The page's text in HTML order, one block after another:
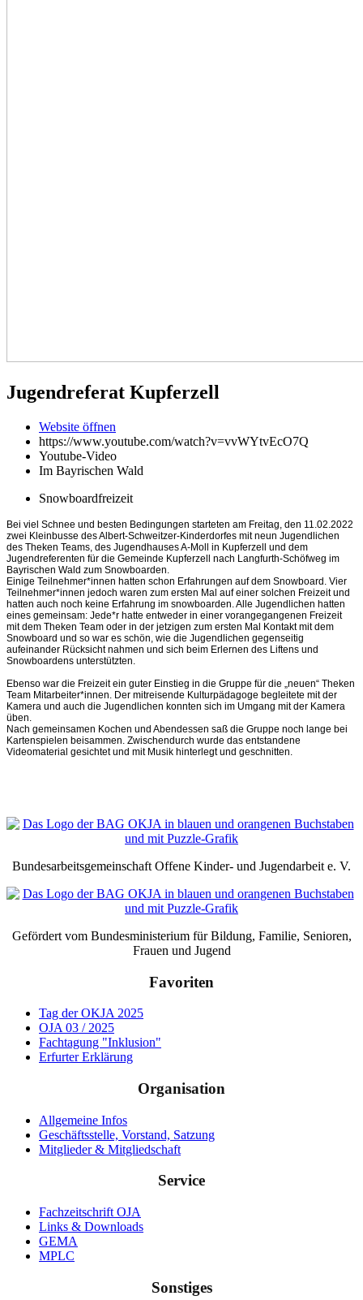
Jugendreferat Kupferzell
Website öffnen
https://www.youtube.com/watch?v=vvWYtvEcO7Q
Youtube-Video
Im Bayrischen Wald
Snowboardfreizeit
Bei viel Schnee und besten Bedingungen starteten am Freitag, den 11.02.2022
zwei Kleinbusse des Albert-Schweitzer-Kinderdorfes mit neun Jugendlichen
des Theken Teams, des Jugendhauses A-Moll in Kupferzell und dem
Jugendreferenten für die Gemeinde Kupferzell nach Langfurth-Schöfweg im
Bayrischen Wald zum Snowboarden.
Einige Teilnehmer*innen hatten schon Erfahrungen auf dem Snowboard. Vier
Teilnehmer*innen jedoch waren zum ersten Mal auf einer solchen Freizeit und
hatten auch noch keine Erfahrung im snowboarden. Alle Jugendlichen hatten
eines gemeinsam: Jede*r hatte entweder in einer vorangegangenen Freizeit
mit dem Theken Team oder in der jetzigen zum ersten Mal Kontakt mit dem
Snowboard und so war es schön, wie die Jugendlichen gegenseitig
aufeinander Rücksicht nahmen und sich beim Erlernen des Liftens und
Snowboardens unterstützten.
Ebenso war die Freizeit ein guter Einstieg in die Gruppe für die „neuen“ Theken
Team Mitarbeiter*innen. Der mitreisende Kulturpädagoge begleitete mit der
Kamera und auch die Jugendlichen konnten sich im Umgang mit der Kamera
üben.
Nach gemeinsamen Kochen und Abendessen saß die Gruppe noch lange bei
Kartenspielen beisammen. Zwischendurch wurde das entstandene
Videomaterial gesichtet und mit Musik hinterlegt und geschnitten.
Bundesarbeitsgemeinschaft Offene Kinder- und Jugendarbeit e. V.
Gefördert vom Bundesministerium für Bildung, Familie, Senioren,
Frauen und Jugend
Favoriten
Tag der OKJA 2025
OJA 03 / 2025
Fachtagung "Inklusion"
Erfurter Erklärung
Organisation
Allgemeine Infos
Geschäftsstelle, Vorstand, Satzung
Mitglieder & Mitgliedschaft
Service
Fachzeitschrift OJA
Links & Downloads
GEMA
MPLC
Sonstiges